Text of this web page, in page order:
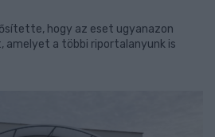
hogy az eset ugyanazon
a többi riportalanyunk is